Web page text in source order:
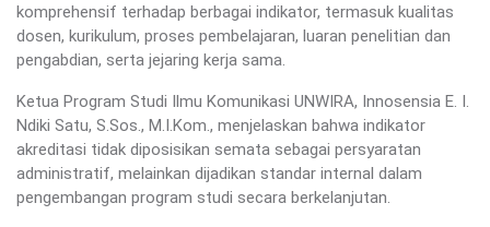
komprehensif terhadap berbagai indikator, termasuk kualitas
dosen, kurikulum, proses pembelajaran, luaran penelitian dan
pengabdian, serta jejaring kerja sama.
Ketua Program Studi Ilmu Komunikasi UNWIRA, Innosensia E. I.
Ndiki Satu, S.Sos., M.I.Kom., menjelaskan bahwa indikator
akreditasi tidak diposisikan semata sebagai persyaratan
administratif, melainkan dijadikan standar internal dalam
pengembangan program studi secara berkelanjutan.